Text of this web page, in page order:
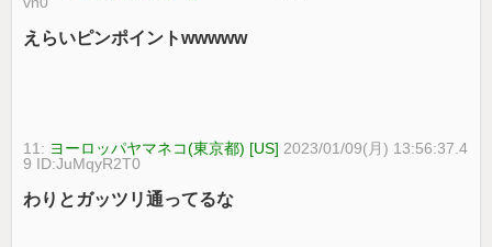
えらいピンポイントwwwww
11: ヨーロッパヤマネコ(東京都) [US] 2023/01/09(月) 13:56:37.4
9 ID:JuMqyR2T0
わりとガッツリ通ってるな